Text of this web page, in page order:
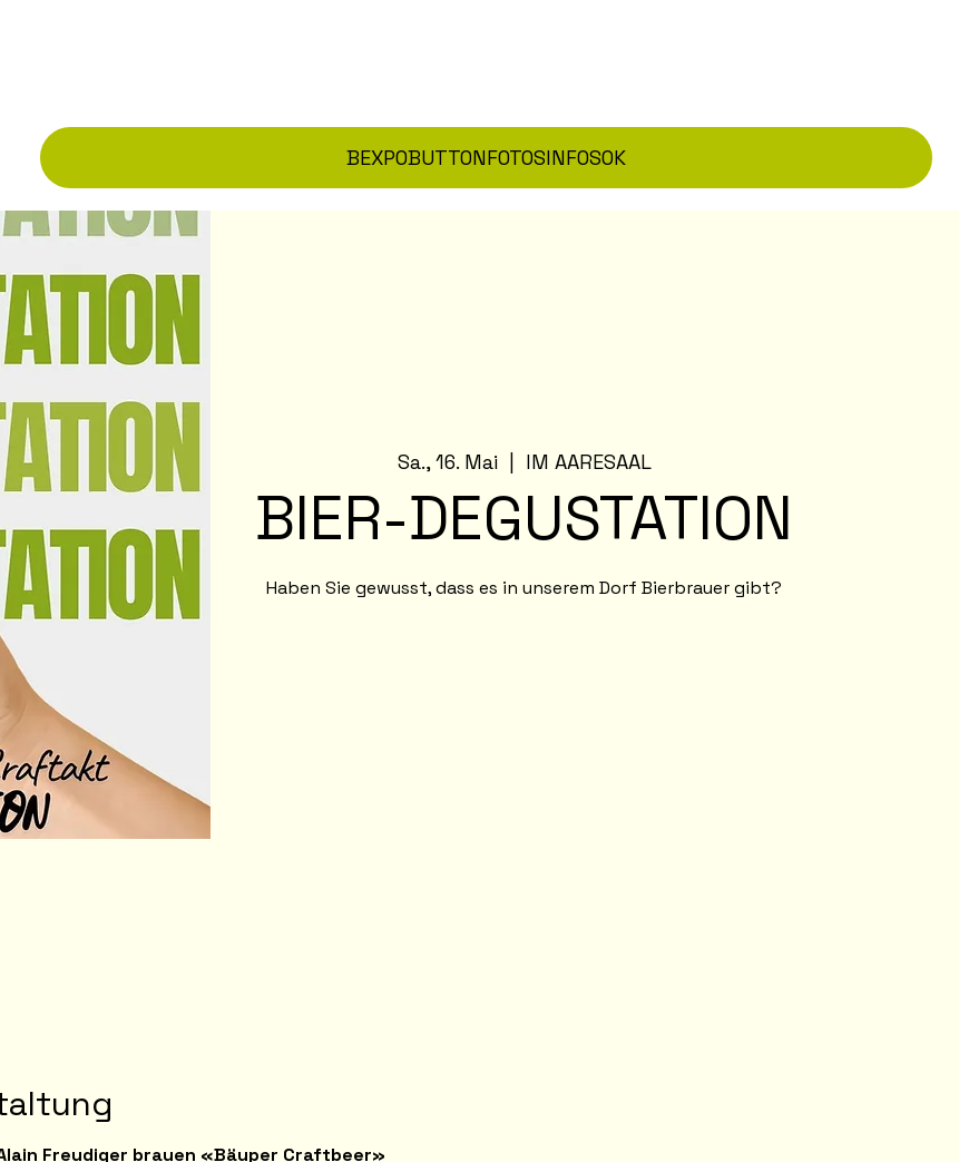
BEXPOBUTTONFOTOSINFOSOK
Sa., 16. Mai
  |
IM AARESAAL
BIER-DEGUSTATION
Freudiger brauen «Bäuper Craftbeer»